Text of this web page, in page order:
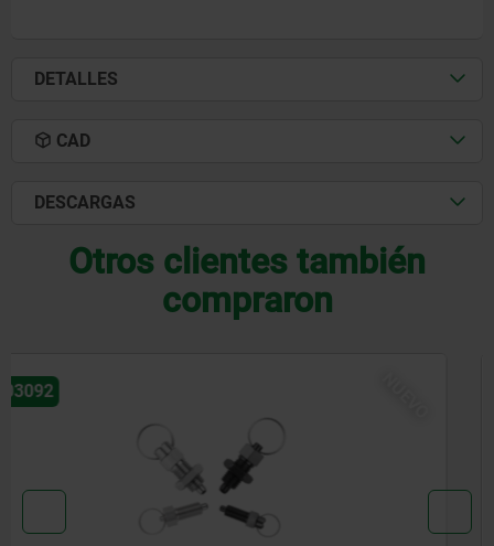
DETALLES
CAD
DESCARGAS
Otros clientes también
compraron
03096